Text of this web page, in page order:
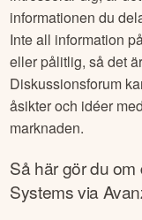
informationen du
Inte all information
eller pålitlig, så det
Diskussionsforum
åsikter och idéer
marknaden.
Så här gör du
Systemsvia